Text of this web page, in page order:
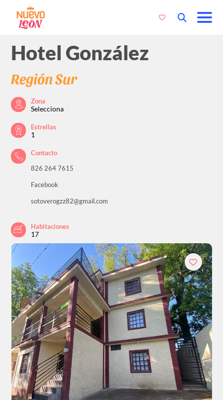
Hotel González
Región Sur
Zona
Selecciona
Estrellas
1
Contacto
826 264 7615
Facebook
sotoverogzz82@gmail.com
Habitaciones
17